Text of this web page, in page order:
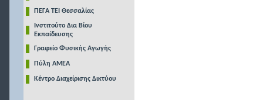
ΠΕΓΑ ΤΕΙ Θεσσαλίας
Ινστιτούτο Δια Βίου
Εκπαίδευσης
Γραφείο Φυσικής Αγωγής
Πύλη ΑΜΕΑ
Κέντρο Διαχείρισης Δικτύου